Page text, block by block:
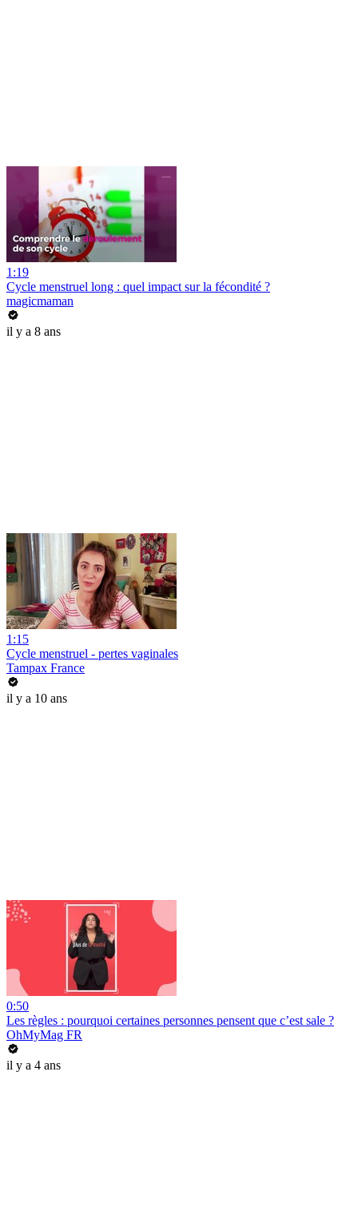
1:19
Cycle menstruel long : quel impact sur la fécondité ?
magicmaman
il y a 8 ans
1:15
Cycle menstruel - pertes vaginales
Tampax France
il y a 10 ans
0:50
Les règles : pourquoi certaines personnes pensent que c’est sale ?
OhMyMag FR
il y a 4 ans